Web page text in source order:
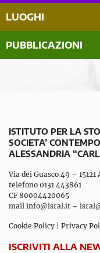
LUOGHI
PUBBLICAZIONI
ISTITUTO PER LA
SOCIETA’
ALESSANDRIA
Via dei Guasco 49 – 15121
telefono 0131 443861
CF 80004420065
mail info@isral.it –
Cookie Policy Privacy
ISCRIVITI ALLA